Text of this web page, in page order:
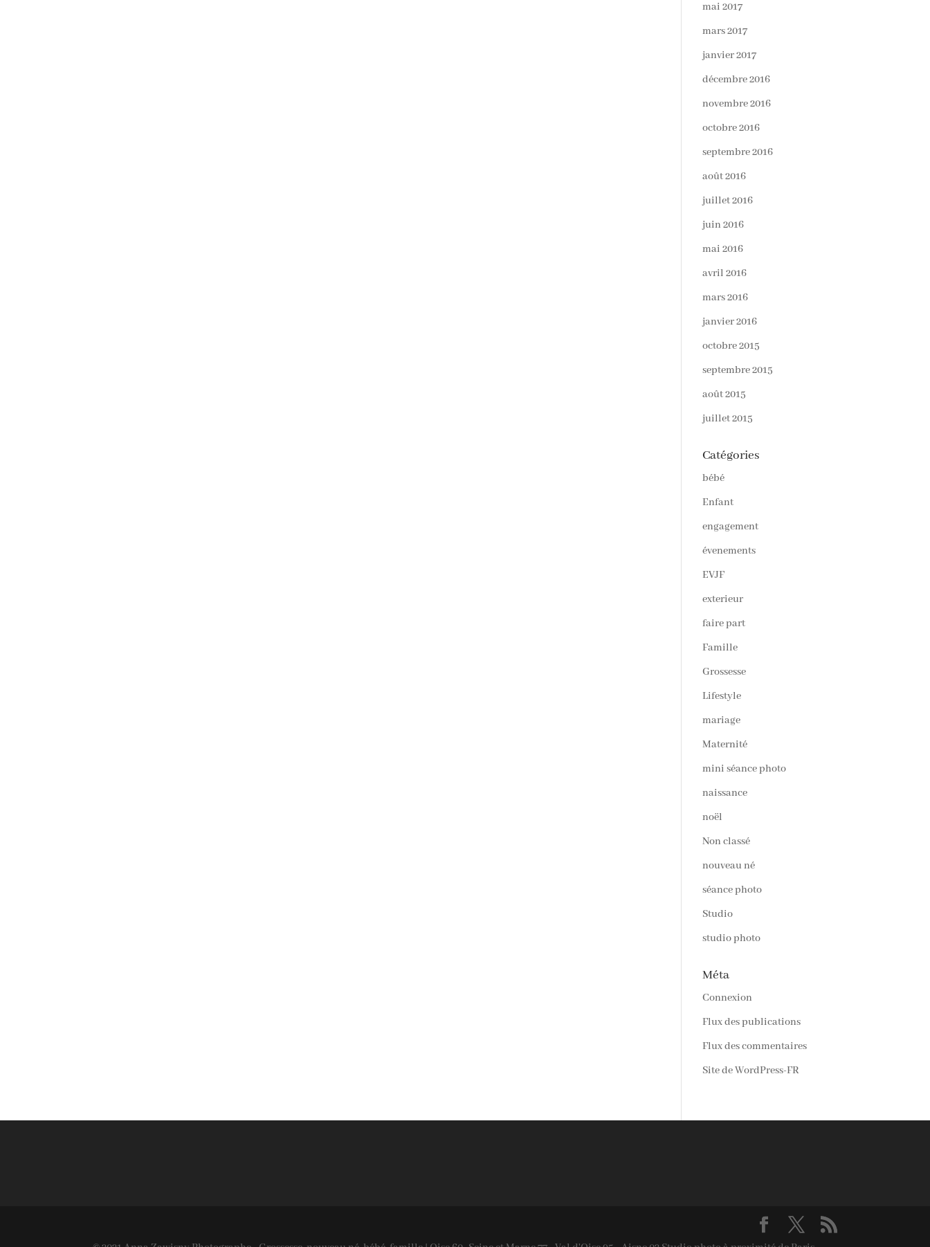
mai 2017
mars 2017
janvier 2017
décembre 2016
novembre 2016
octobre 2016
septembre 2016
août 2016
juillet 2016
juin 2016
mai 2016
avril 2016
mars 2016
janvier 2016
octobre 2015
septembre 2015
août 2015
juillet 2015
Catégories
bébé
Enfant
engagement
évenements
EVJF
exterieur
faire part
Famille
Grossesse
Lifestyle
mariage
Maternité
mini séance photo
naissance
noël
Non classé
nouveau né
séance photo
Studio
studio photo
Méta
Connexion
Flux des publications
Flux des commentaires
Site de WordPress-FR